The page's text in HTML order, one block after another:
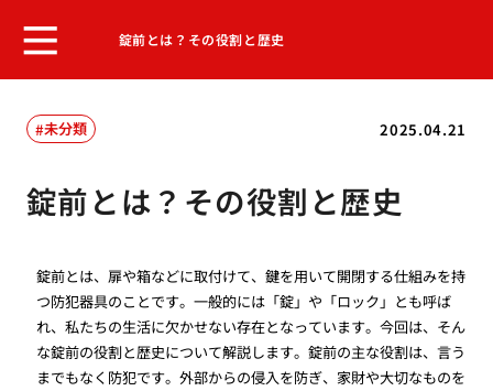
錠前とは？その役割と歴史
2025.04.21
未分類
錠前とは？その役割と歴史
錠前とは、扉や箱などに取付けて、鍵を用いて開閉する仕組みを持
つ防犯器具のことです。一般的には「錠」や「ロック」とも呼ば
れ、私たちの生活に欠かせない存在となっています。今回は、そん
な錠前の役割と歴史について解説します。錠前の主な役割は、言う
までもなく防犯です。外部からの侵入を防ぎ、家財や大切なものを